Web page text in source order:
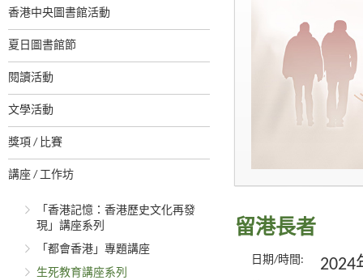
香港中央圖書館活動
夏日圖書館節
閱讀活動
文學活動
獎項 / 比賽
講座 / 工作坊
「香港記憶：香港歷史文化再發
現」講座系列
「都會香港」專題講座
生死教育講座系列
留港長者
日期/時間: 2024